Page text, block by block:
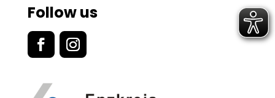
Follow us